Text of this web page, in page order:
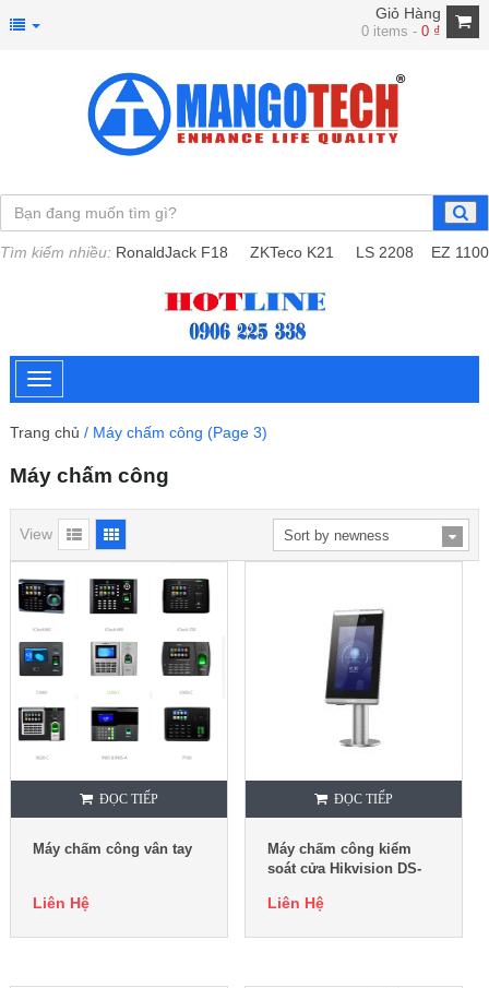
Giỏ Hàng
0 items -0 ₫
Tìm kiếm nhiều: RonaldJack F18 ZKTeco K21 LS 2208 EZ 1100
Trang chủ / Máy chấm công (Page 3)
Máy chấm công
View
ĐỌC TIẾP
Máy chấm công vân tay
Liên Hệ
ĐỌC TIẾP
Máy chấm công kiểm
soát cửa Hikvision DS-
Liên Hệ